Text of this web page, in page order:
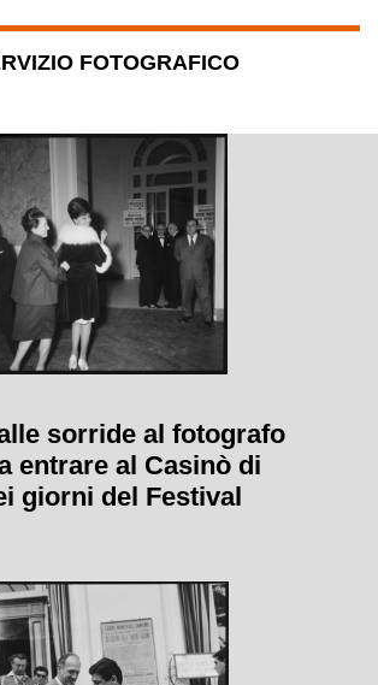
FOTOGRAFICO
sorride al fotografo
entrare al Casinò di
giorni del Festival